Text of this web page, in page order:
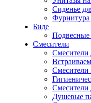
Сиденье
Фурнитура
Биде
Подвесные
Cмесители
Смесители
Смесители
Смесители
Душевые